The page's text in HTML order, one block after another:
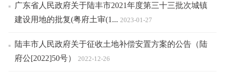
广东省人民政府关于陆丰市2021年度第三十三批次城镇
建设用地的批复(粤府土审(1... 2023-01-27
陆丰市人民政府关于征收土地补偿安置方案的公告（陆
府公[2022]50号）
2022-12-26